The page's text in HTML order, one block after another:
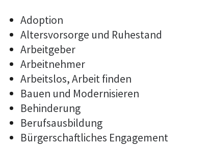
Adoption
Altersvorsorge und Ruhestand
Arbeitgeber
Arbeitnehmer
Arbeitslos, Arbeit finden
Bauen und Modernisieren
Behinderung
Berufsausbildung
Bürgerschaftliches Engagement